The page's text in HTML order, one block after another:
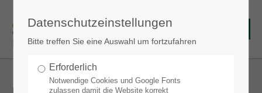
Datenschutzeinstellungen
Bitte treffen Sie eine Auswahl um fortzufahren
Erforderlich
Notwendige Cookies und Google Fonts
zulassen damit die Website korrekt